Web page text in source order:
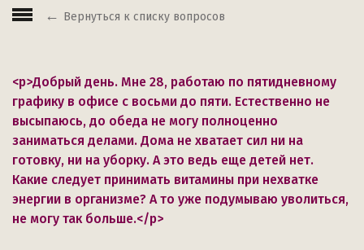
Вернуться к списку вопросов
<p>Добрый день. Мне 28, работаю по пятидневному
графику в офисе с восьми до пяти. Естественно не
высыпаюсь, до обеда не могу полноценно
заниматься делами. Дома не хватает сил ни на
готовку, ни на уборку. А это ведь еще детей нет.
Какие следует принимать витамины при нехватке
энергии в организме? А то уже подумываю уволиться,
не могу так больше.</p>